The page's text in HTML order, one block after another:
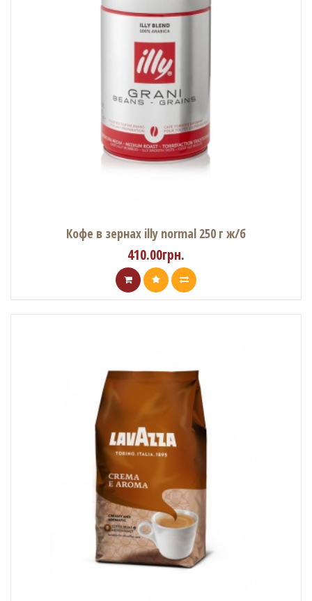
Кофе в зернах illy normal 250 г ж/б
410.00грн.